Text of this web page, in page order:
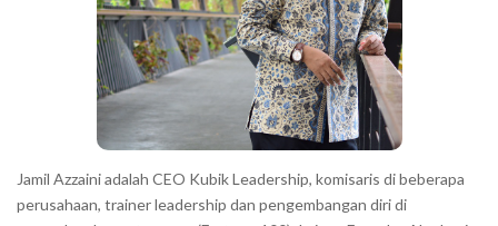
Jamil Azzaini adalah CEO Kubik Leadership, komisaris di beberapa
perusahaan, trainer leadership dan pengembangan diri di